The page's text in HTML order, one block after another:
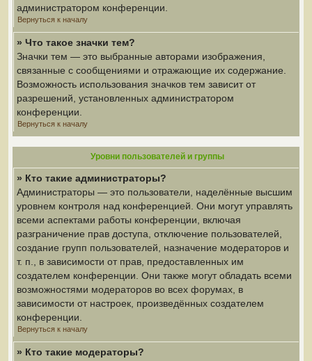
администратором конференции.
Вернуться к началу
» Что такое значки тем?
Значки тем — это выбранные авторами изображения,
связанные с сообщениями и отражающие их содержание.
Возможность использования значков тем зависит от
разрешений, установленных администратором
конференции.
Вернуться к началу
Уровни пользователей и группы
» Кто такие администраторы?
Администраторы — это пользователи, наделённые высшим
уровнем контроля над конференцией. Они могут управлять
всеми аспектами работы конференции, включая
разграничение прав доступа, отключение пользователей,
создание групп пользователей, назначение модераторов и
т. п., в зависимости от прав, предоставленных им
создателем конференции. Они также могут обладать всеми
возможностями модераторов во всех форумах, в
зависимости от настроек, произведённых создателем
конференции.
Вернуться к началу
» Кто такие модераторы?